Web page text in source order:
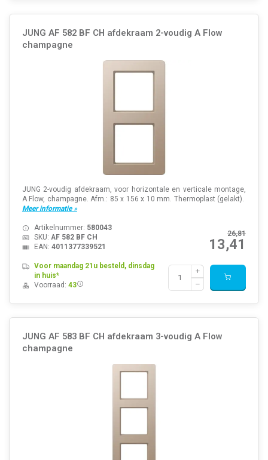
JUNG AF 582 BF CH afdekraam 2-voudig A Flow
champagne
JUNG 2-voudig afdekraam, voor horizontale en verticale montage,
A Flow, champagne. Afm.: 85 x 156 x 10 mm. Thermoplast (gelakt).
Meer informatie »
26,81
13,41
Artikelnummer: 580043
SKU: AF 582 BF CH
EAN: 4011377339521
Voor maandag 21u besteld, dinsdag
in huis*
Voorraad: 43
JUNG AF 583 BF CH afdekraam 3-voudig A Flow
champagne